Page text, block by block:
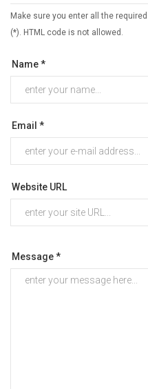
Make sure you enter all the
(*). HTML code is not allowed.
Name *
Email *
Website URL
Message *